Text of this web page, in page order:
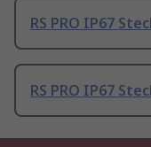
RS PRO IP67
RS PRO IP67